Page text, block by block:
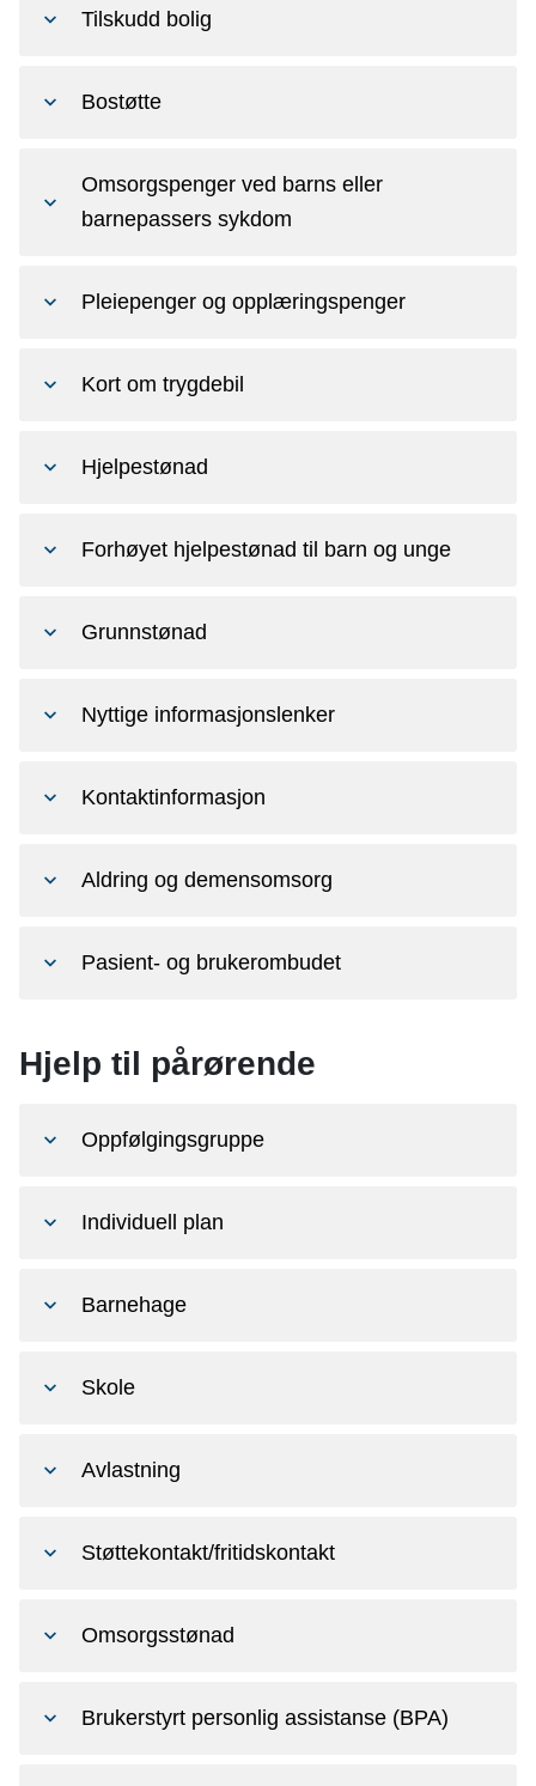
Tilskudd bolig
Bostøtte
Omsorgspenger ved barns eller
barnepassers sykdom
Pleiepenger og opplæringspenger
Kort om trygdebil
Hjelpestønad
Forhøyet hjelpestønad til barn og unge
Grunnstønad
Nyttige informasjonslenker
Kontaktinformasjon
Aldring og demensomsorg
Pasient- og brukerombudet
Hjelp til pårørende
Oppfølgingsgruppe
Individuell plan
Barnehage
Skole
Avlastning
Støttekontakt/fritidskontakt
Omsorgsstønad
Brukerstyrt personlig assistanse (BPA)